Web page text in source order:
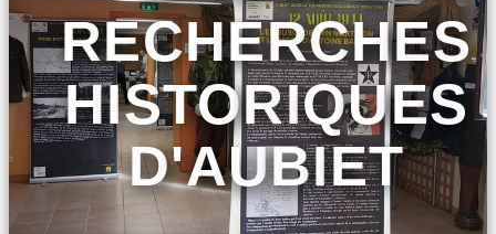
RECHERCHES
HISTORIQUES
D'AUBIET